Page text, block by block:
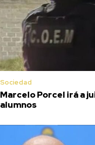
Sociedad
Marcelo Porcel irá a
alumnos